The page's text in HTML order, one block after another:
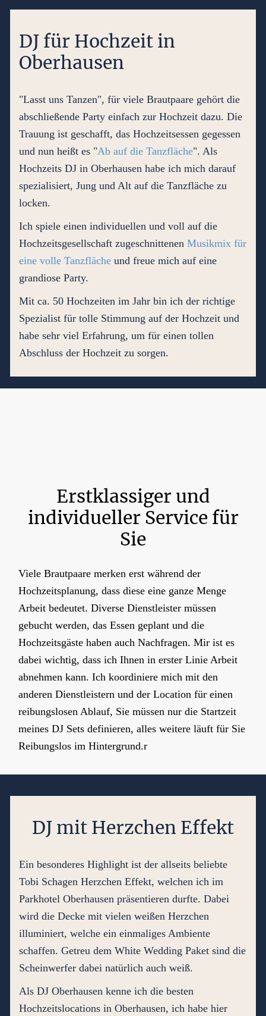
DJ für Hochzeit in
Oberhausen
"Lasst uns Tanzen", für viele Brautpaare gehört die
abschließende Party einfach zur Hochzeit dazu. Die
Trauung ist geschafft, das Hochzeitsessen gegessen
und nun heißt es "Ab auf die Tanzfläche". Als
Hochzeits DJ in Oberhausen habe ich mich darauf
spezialisiert, Jung und Alt auf die Tanzfläche zu
locken.
Ich spiele einen individuellen und voll auf die
Hochzeitsgesellschaft zugeschnittenen Musikmix für
eine volle Tanzfläche und freue mich auf eine
grandiose Party.
Mit ca. 50 Hochzeiten im Jahr bin ich der richtige
Spezialist für tolle Stimmung auf der Hochzeit und
habe sehr viel Erfahrung, um für einen tollen
Abschluss der Hochzeit zu sorgen.
Erstklassiger und
individueller Service für
Sie
Viele Brautpaare merken erst während der
Hochzeitsplanung, dass diese eine ganze Menge
Arbeit bedeutet. Diverse Dienstleister müssen
gebucht werden, das Essen geplant und die
Hochzeitsgäste haben auch Nachfragen. Mir ist es
dabei wichtig, dass ich Ihnen in erster Linie Arbeit
abnehmen kann. Ich koordiniere mich mit den
anderen Dienstleistern und der Location für einen
reibungslosen Ablauf, Sie müssen nur die Startzeit
meines DJ Sets definieren, alles weitere läuft für Sie
Reibungslos im Hintergrund.r
DJ mit Herzchen Effekt
Ein besonderes Highlight ist der allseits beliebte
Tobi Schagen Herzchen Effekt, welchen ich im
Parkhotel Oberhausen präsentieren durfte. Dabei
wird die Decke mit vielen weißen Herzchen
illuminiert, welche ein einmaliges Ambiente
schaffen. Getreu dem White Wedding Paket sind die
Scheinwerfer dabei natürlich auch weiß.
Als DJ Oberhausen kenne ich die besten
Hochzeitslocations in Oberhausen, ich habe hier